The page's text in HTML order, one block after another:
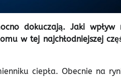
dokuczają. Jaki wpływ
w tej najchłodniejszej
ciepła. Obecnie na